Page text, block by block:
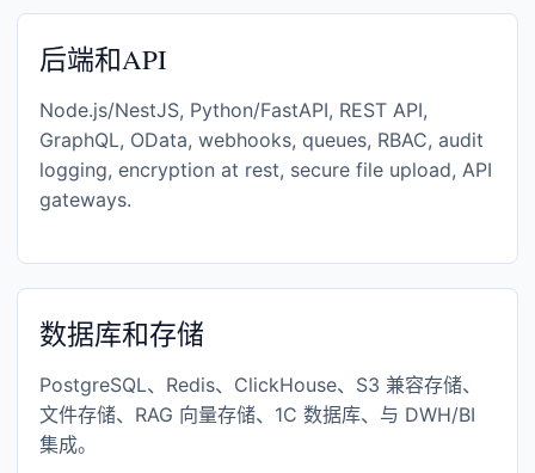
后端和API
Node.js/NestJS, Python/FastAPI, REST API,
GraphQL, OData, webhooks, queues, RBAC, audit
logging, encryption at rest, secure file upload, API
gateways.
数据库和存储
PostgreSQL、Redis、ClickHouse、S3 兼容存储、
文件存储、RAG 向量存储、1C 数据库、与 DWH/BI
集成。